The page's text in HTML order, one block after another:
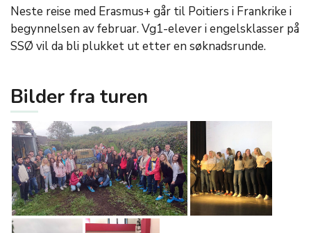
Neste reise med Erasmus+ går til Poitiers i Frankrike i
begynnelsen av februar. Vg1-elever i engelsklasser på
SSØ vil da bli plukket ut etter en søknadsrunde.
Bilder fra turen